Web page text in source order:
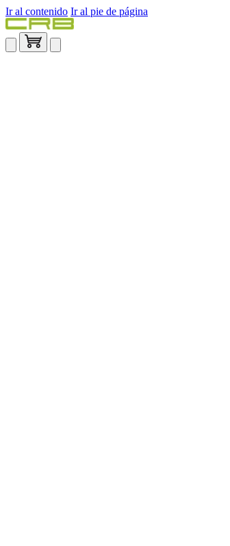
Ir al contenido Ir al pie de página